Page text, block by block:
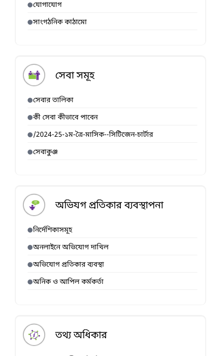
যোগাযোগ
সাংগঠনিক কাঠামো
সেবা সমূহ
সেবার তালিকা
কী সেবা কীভাবে পাবেন
/2024-25-১ম-ত্রৈ-মাসিক--সিটিজেন-চার্টার
সেবাকুঞ্জ
অভিযগ প্রতিকার ব্যবস্থাপনা
নির্দেশিকাসমূহ
অনলাইনে অভিযোগ দাখিল
অভিযোগ প্রতিকার ব্যবস্থা
অনিক ও আপিল কর্মকর্তা
তথ্য অধিকার